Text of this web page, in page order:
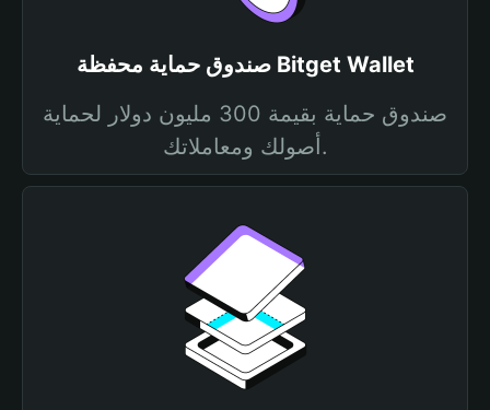
صندوق حماية محفظة Bitget Wallet
صندوق حماية بقيمة 300 مليون دولار لحماية
أصولك ومعاملاتك.